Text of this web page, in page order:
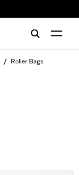
/ Roller Bags